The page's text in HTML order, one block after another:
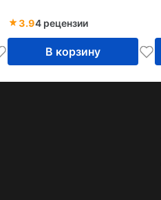
3.94 рецензии
В корзину